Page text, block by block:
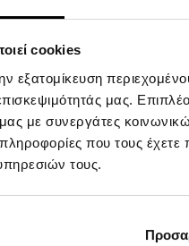
cookies
εξατομίκευση
μας.
μας με συνεργάτες
που τους
τους.